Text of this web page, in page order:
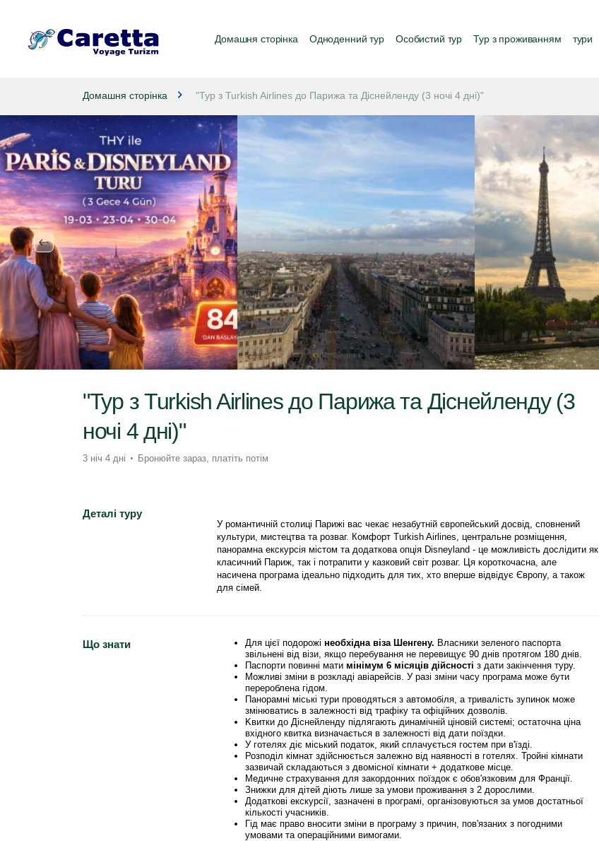
Домашня сторінка Одноденний тур Особистий тур Тур з проживанням тури
Домашня сторінка "Тур з Turkish Airlines до Парижа та Діснейленду (3 ночі 4 дні)"
"Тур з Turkish Airlines до Парижа та Діснейленду (3
ночі 4 дні)"
3 ніч 4 дні Бронюйте зараз, платіть потім
Деталі туру
У романтичній столиці Парижі вас чекає незабутній європейський досвід, сповнений
культури, мистецтва та розваг. Комфорт Turkish Airlines, центральне розміщення,
панорамна екскурсія містом та додаткова опція Disneyland - це можливість дослідити як
класичний Париж, так і потрапити у казковий світ розваг. Ця короткочасна, але
насичена програма ідеально підходить для тих, хто вперше відвідує Європу, а також
для сімей.
Що знати Для цієї подорожі необхідна віза Шенгену. Власники зеленого паспорта
звільнені від візи, якщо перебування не перевищує 90 днів протягом 180 днів.
Паспорти повинні мати мінімум 6 місяців дійсності з дати закінчення туру.
Можливі зміни в розкладі авіарейсів. У разі зміни часу програма може бути
перероблена гідом.
Панорамні міські тури проводяться з автомобіля, а тривалість зупинок може
змінюватись в залежності від трафіку та офіційних дозволів.
Kвитки до Діснейленду підлягають динамічній ціновій системі; остаточна ціна
вхідного квитка визначається в залежності від дати поїздки.
У готелях діє міський податок, який сплачується гостем при в'їзді.
Розподіл кімнат здійснюється залежно від наявності в готелях. Тройні кімнати
зазвичай складаються з двомісної кімнати + додаткове місце.
Медичне страхування для закордонних поїздок є обов'язковим для Франції.
Знижки для дітей діють лише за умови проживання з 2 дорослими.
Додаткові екскурсії, зазначені в програмі, організовуються за умов достатньої
кількості учасників.
Гід має право вносити зміни в програму з причин, пов'язаних з погодними
умовами та операційними вимогами.